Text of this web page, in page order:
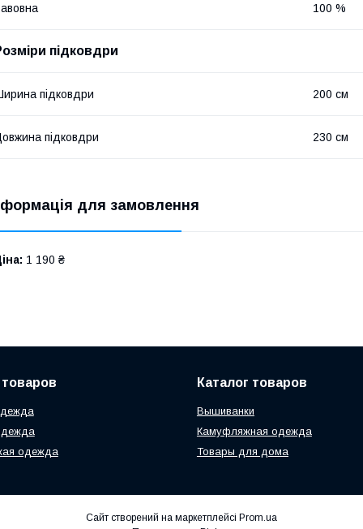
100 %
підковдри
підковдри 200 см
підковдри 230 см
для замовлення
1 190 ₴
товаров
одежда
Каталог товаров
Вышиванки
Камуфляжная одежда
Товары для дома
Сайт створений на маркетплейсі Prom.ua